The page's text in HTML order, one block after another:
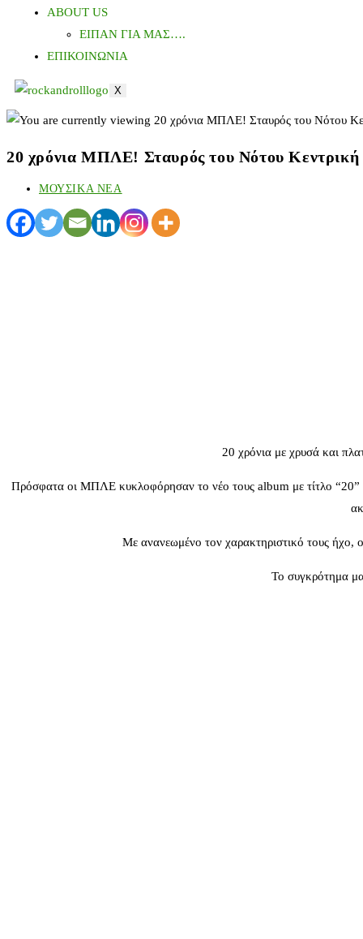
ABOUT US
ΕΙΠΑΝ ΓΙΑ ΜΑΣ….
ΕΠΙΚΟΙΝΩΝΙΑ
X
20 χρόνια ΜΠΛΕ! Σταυρός του Νότου
ΜΟΥΣΙΚΑ ΝΕΑ
20 χρόνια με χρυσά και
Πρόσφατα οι ΜΠΛΕ κυκλοφόρησαν το νέο τους album με τίτλο “20”
Με ανανεωμένο τον χαρακτηριστικό τους ήχο,
Το συγκρότημα